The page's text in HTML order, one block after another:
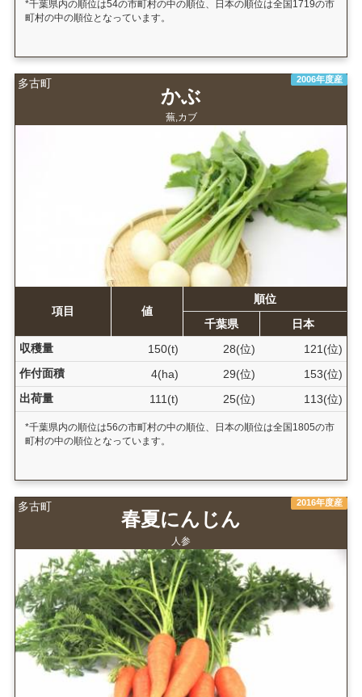
*千葉県内の順位は54の市町村の中の順位、日本の順位は全国1719の市
町村の中の順位となっています。
多古町 2006年度産
かぶ
蕪,カブ
項目 値
順位
千葉県
日本
収穫量
150(t) 28(位)
121(位)
作付面積
4(ha) 29(位)
153(位)
出荷量
111(t) 25(位) 113(位)
*千葉県内の順位は56の市町村の中の順位、日本の順位は全国1805の市
町村の中の順位となっています。
多古町 2016年度産
春夏にんじん
人参